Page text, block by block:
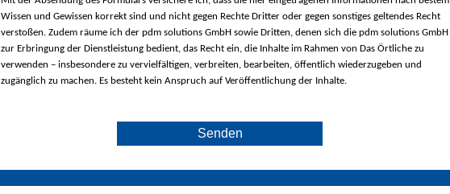
Wissen und Gewissen korrekt sind und nicht gegen Rechte Dritter oder gegen sonstiges geltendes Recht
verstoßen. Zudem räume ich der pdm solutions GmbH sowie Dritten, denen sich die pdm solutions GmbH
zur Erbringung der Dienstleistung bedient, das Recht ein, die Inhalte im Rahmen von Das Örtliche zu
verwenden – insbesondere zu vervielfältigen, verbreiten, bearbeiten, öffentlich wiederzugeben und
zugänglich zu machen. Es besteht kein Anspruch auf Veröffentlichung der Inhalte.
Senden